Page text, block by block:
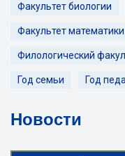
Факультет биологии
Факультет математики
Филологический
Год семьи Год
Новости